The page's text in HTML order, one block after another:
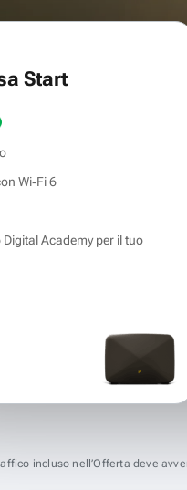
Start
Wi‑Fi 6
Academy per il tuo
incluso nell’Offerta deve